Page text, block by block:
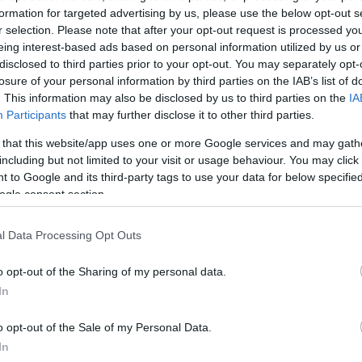
for targeted advertising by us, please use the below opt-out
selection. Please note that after your opt-out request is processed
interest-based ads based on personal information utilized by us
to third parties prior to your opt-out. You may separately
of your personal information by third parties on the IAB’s list of
This information may also be disclosed by us to third parties on the
Participants that may further disclose it to other third parties.
that this website/app uses one or more Google services and may
but not limited to your visit or usage behaviour. You may
to Google and its third-party tags to use your data for below
consent section.
Data Processing Opt Outs
opt-out of the Sharing of my personal data.
opt-out of the Sale of my Personal Data.
των
το
τον Γάλλο